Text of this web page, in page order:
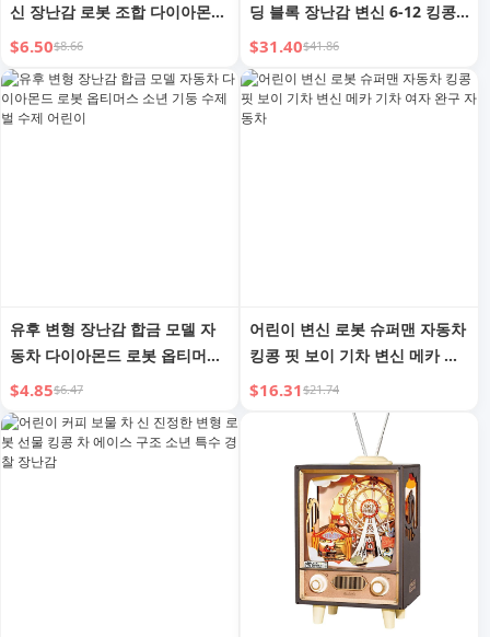
신 장난감 로봇 조합 다이아몬드
소방 오토봇 모델 5 in 1
$6.50$8.66
딩 블록 장난감 변신 6-12 킹콩
10세 10 남아 새해 및 생일 선물
$31.40$41.86
유후 변형 장난감 합금 모델 자
동차 다이아몬드 로봇 옵티머스
소년 기둥 수제 벌 수제 어린이
$4.85$6.47
어린이 변신 로봇 슈퍼맨 자동차
킹콩 핏 보이 기차 변신 메카 기
차 여자 완구 자동차
$16.31$21.74